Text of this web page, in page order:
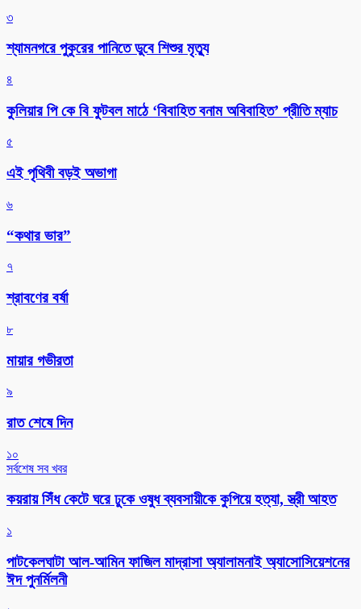
৩
শ্যামনগরে পুকুরের পানিতে ডুবে শিশুর মৃত্যু
৪
কুলিয়ার পি কে বি ফুটবল মাঠে ‘বিবাহিত বনাম অবিবাহিত’ প্রীতি ম্যাচ
৫
এই পৃথিবী বড়ই অভাগা
৬
“কথার ভার”
৭
শ্রাবণের বর্ষা
৮
মায়ার গভীরতা
৯
রাত শেষে দিন
১০
সর্বশেষ সব খবর
কয়রায় সিঁধ কেটে ঘরে ঢুকে ওষুধ ব্যবসায়ীকে কুপিয়ে হত্যা, স্ত্রী আহত
১
পাটকেলঘাটা আল-আমিন ফাজিল মাদ্রাসা অ্যালামনাই অ্যাসোসিয়েশনের
ঈদ পুনর্মিলনী